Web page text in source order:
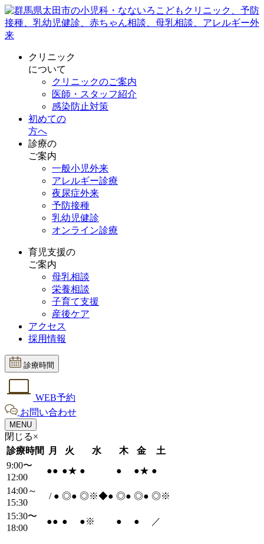
クリニック
について
クリニックのご案内
医師・スタッフ紹介
感染防止対策
初めての
方へ
診療の
ご案内
一般小児外来
アレルギー診療
夜尿症外来
予防接種
乳幼児健診
オンライン診療
育児支援の
ご案内
母乳相談
栄養相談
子育て支援
産後ケア
アクセス
採用情報
診療時間
WEB予約
お問い合わせ
MENU
閉じる×
診療時間
月 火 水 木 金
土
9:00〜
12:00
●● ●★ ● ● ●★ ●
14:00～
15:30
/ ● ◎● ◎※◆● ◎● ◎● ◎※
15:30〜
18:00
●● ● ●※ ● ● ／